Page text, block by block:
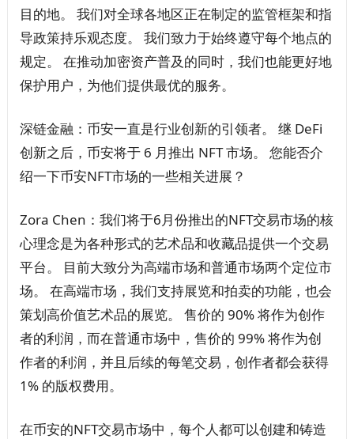
目的地。 我们对全球各地区正在制定的监管框架和指
导政策持乐观态度。 我们致力于始终遵守每个地点的
规定。 在推动加密资产普及的同时，我们也能更好地
保护用户，为他们提供最优的服务。
深链金融：币安一直是行业创新的引领者。 继 DeFi
创新之后，币安将于 6 月推出 NFT 市场。 您能否介
绍一下币安NFT市场的一些相关进展？
Zora Chen：我们将于6月份推出的NFT交易市场的核
心理念是为各种形式的艺术品和收藏品提供一个交易
平台。 目前大致分为高端市场和普通市场两个定位市
场。 在高端市场，我们支持展览和拍卖的功能，也会
策划高价值艺术品的展览。 售价的 90% 将作为创作
者的利润，而在普通市场中，售价的 99% 将作为创
作者的利润，并且后续的每笔交易，创作者都会获得
1% 的版权费用。
在币安的NFT交易市场中，每个人都可以创建和铸造